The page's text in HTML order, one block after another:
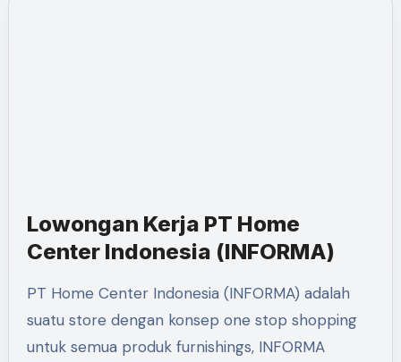
Lowongan Kerja PT Home
Center Indonesia (INFORMA)
PT Home Center Indonesia (INFORMA) adalah
suatu store dengan konsep one stop shopping
untuk semua produk furnishings, INFORMA